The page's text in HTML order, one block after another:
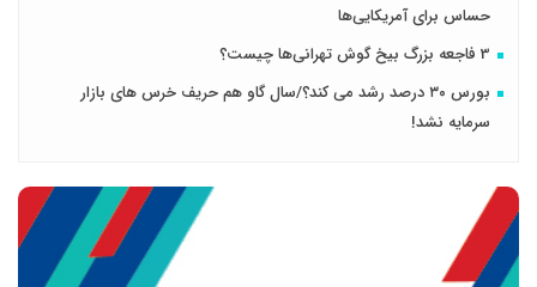
حساس برای آمریکایی‌ها
3 فاجعه بزرگ بیخ گوش تهرانی‌ها چیست؟
بورس ۳۰ درصد رشد می کند؟/سال گاو هم حریف خرس های بازار
سرمایه نشد!